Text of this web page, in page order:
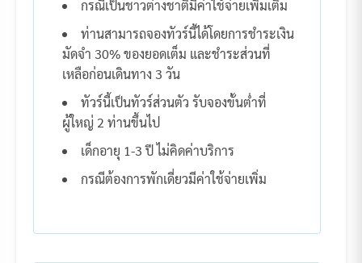
กรณีเป็นชาวต่างชาติมีค่าใช้จ่ายเพิ่มเติม
ท่านสามารถจองทัวร์นี้ได้โดยการชำระเงิน
มัดจำ 30% ของยอดเต็ม และชำระส่วนที่
เหลือก่อนเดินทาง 3 วัน
ทัวร์นี้เป็นทัวร์ส่วนตัว รับจองขั้นต่ำที่
ผู้ใหญ่ 2 ท่านขึ้นไป
เด็กอายุ 1-3 ปี ไม่คิดค่าบริการ
กรณีต้องการพักเดี่ยวมีค่าใช้จ่ายเพิ่ม